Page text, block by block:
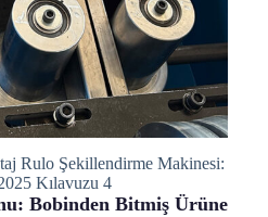
Rulo Şekillendirme Makinesi:
Kılavuzu 4
Bobinden Bitmiş Ürüne